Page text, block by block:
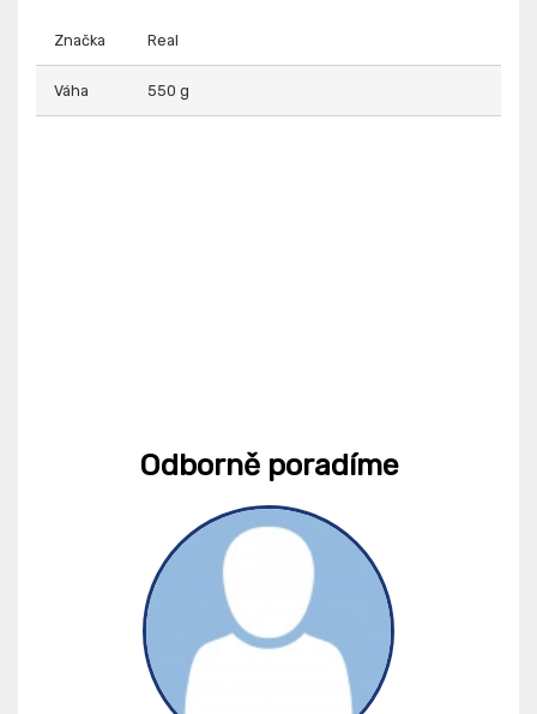
Značka Real
Váha 550 g
Odborně poradíme